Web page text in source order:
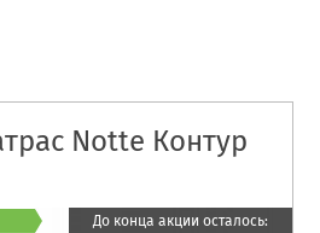
Notte Контур
До конца акции осталось: